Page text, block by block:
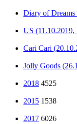
Diary of
US (11.10.2019,
Cari Cari
Jolly Goods
2018 4525
2015 1538
2017 6026